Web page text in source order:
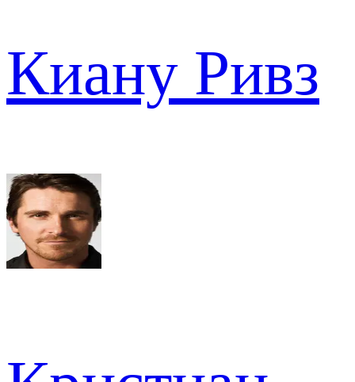
Киану Ривз